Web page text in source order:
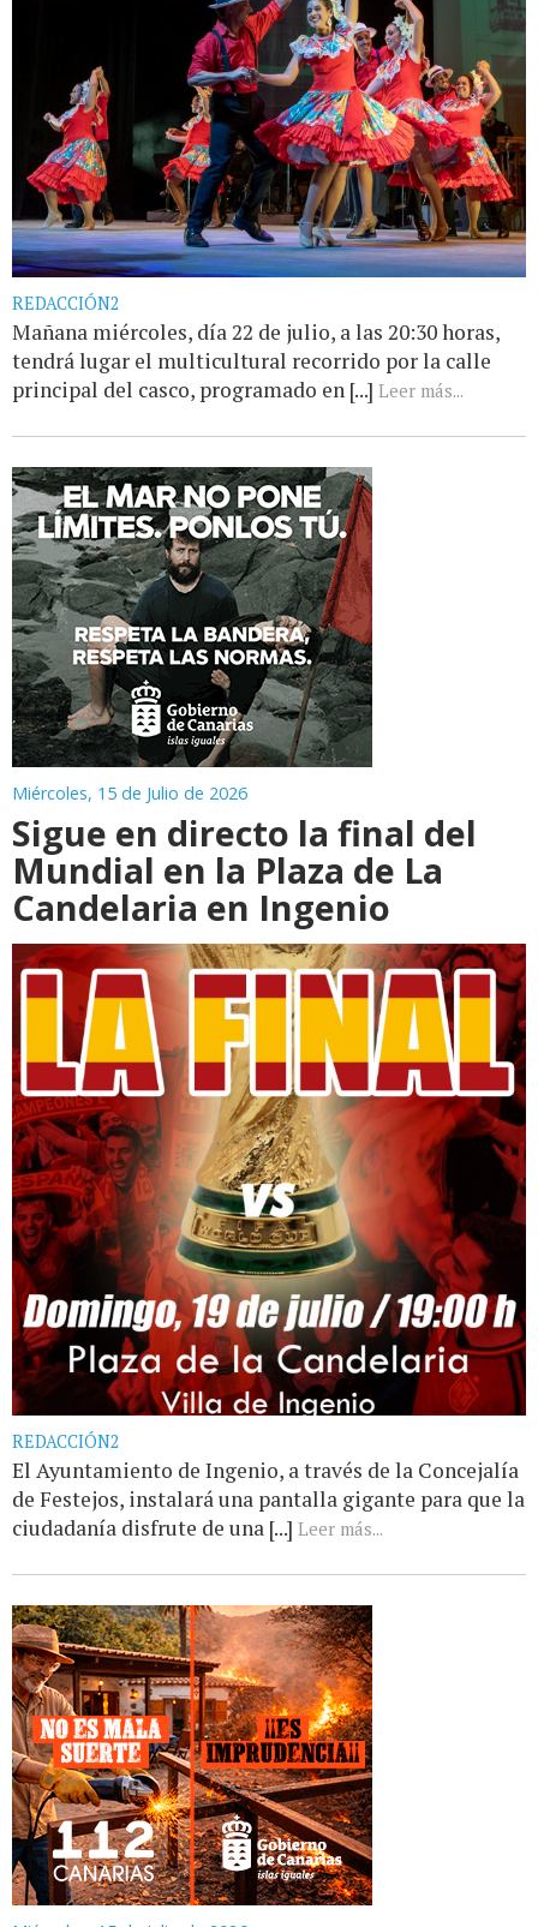
REDACCIÓN2
Mañana miércoles, día 22 de julio, a las 20:30 horas,
tendrá lugar el multicultural recorrido por la calle
principal del casco, programado en [...] Leer más...
Miércoles, 15 de Julio de 2026
Sigue en directo la final del
Mundial en la Plaza de La
Candelaria en Ingenio
REDACCIÓN2
El Ayuntamiento de Ingenio, a través de la Concejalía
de Festejos, instalará una pantalla gigante para que la
ciudadanía disfrute de una [...] Leer más...